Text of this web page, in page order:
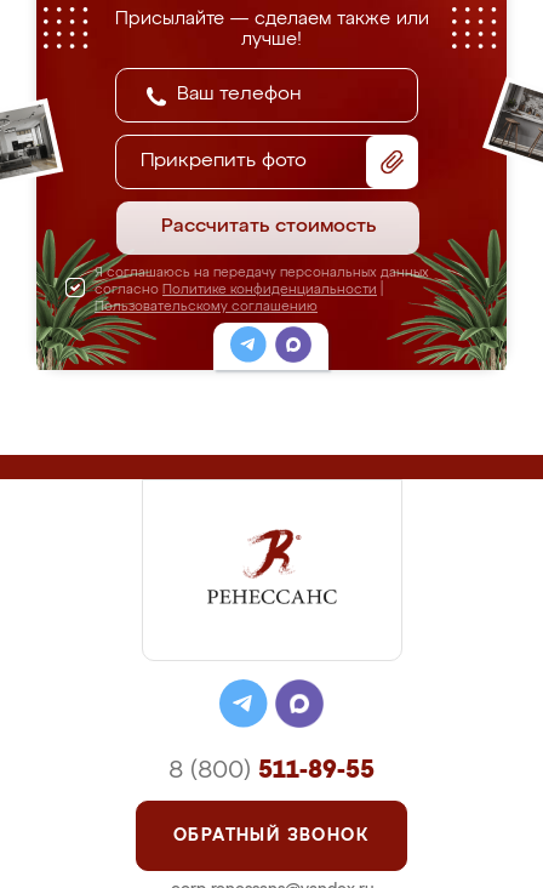
Присылайте — сделаем также или
лучше!
Прикрепить фото
Рассчитать стоимость
Я соглашаюсь на передачу персональных данных
согласно Политике конфиденциальности
Пользовательскому соглашению
8 (800) 511-89-55
ОБРАТНЫЙ ЗВОНОК